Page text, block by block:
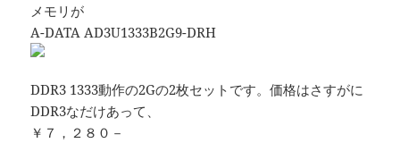
メモリが
A-DATA AD3U1333B2G9-DRH
DDR3 1333動作の2Gの2枚セットです。価格はさすがに
DDR3なだけあって、
￥７，２８０－